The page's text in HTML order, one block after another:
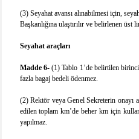
(3) Seyahat avansı alınabilmesi için,
Başkanlığına ulaştırılır ve belirlenen
Seyahat araçları
Madde 6-(1) Tablo 1’de belirtilen
fazla bagaj bedeli ödenmez.
(2) Rektör veya Genel Sekreterin onayı
edilen toplam km’de beher km için
yapılmaz.